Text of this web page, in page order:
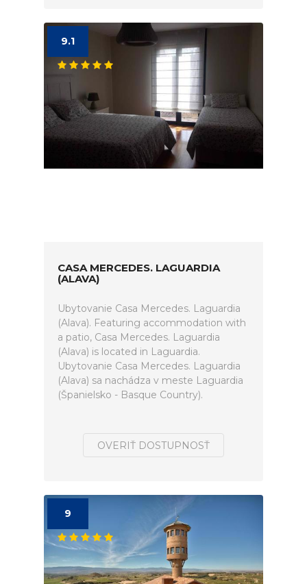
9.1
CASA MERCEDES. LAGUARDIA
(ALAVA)
Ubytovanie Casa Mercedes. Laguardia
(Alava). Featuring accommodation with
a patio, Casa Mercedes. Laguardia
(Alava) is located in Laguardia.
Ubytovanie Casa Mercedes. Laguardia
(Alava) sa nachádza v meste Laguardia
(Španielsko - Basque Country).
OVERIŤ DOSTUPNOSŤ
9